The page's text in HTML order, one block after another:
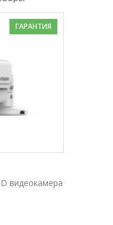
ГАРАНТИЯ
видеокамера